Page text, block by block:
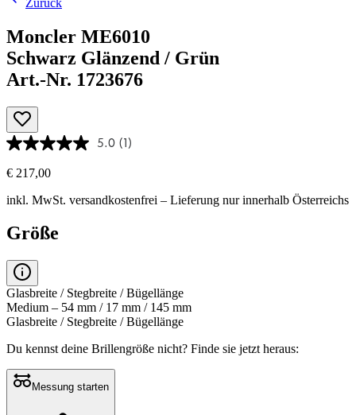
Moncler ME6010
Schwarz Glänzend / Grün
Art.-Nr. 1723676
5.0 (1)
€ 217,00
inkl. MwSt. versandkostenfrei – Lieferung nur innerhalb Österreichs
Größe
Glasbreite / Stegbreite / Bügellänge
Medium – 54 mm / 17 mm / 145 mm
Glasbreite / Stegbreite / Bügellänge
Du kennst deine Brillengröße nicht? Finde sie jetzt heraus:
Messung starten